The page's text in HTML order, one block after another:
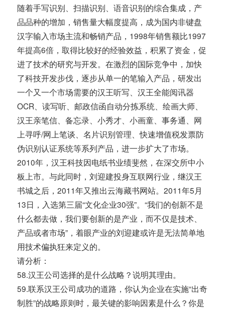
随着手写识别、扫描识别、语音识别的综合集成，产
品品种的增加，销售量大幅度提高，成为国内非键盘
汉字输入市场主流和畅销产品，1998年销售额比1997
年提高6倍，取得比较好的经验效益，积累了资金，促
进了技术的研究与开发。在激烈的国际竞争中，加快
了科技开发步伐，逐步从单一的笔输入产品，研发出
一个又一个市场需要的汉王听写、汉王全能阅讯器
OCR、读写听、邮政信函自动分拣系统、绘画大师、
汉王亲笔信、备忘录、小秀才、小画童、事务通、网
上寻呼/网上笔谈、名片识别管理、快速增值税发票防
伪识别认证系统等系列产品，进一步扩大了市场。
2010年，汉王科技因电纸书业绩斐然，在深交所中小
板上市。与此同时，刘迎建投身互联网行业，继汉王
书城之后，2011年又推出云海藏书网站。2011年5月
13日，入选第三届“文化企业30强”。“我们的创新不是
什么都去做，我们要创新的是产业，而不仅是技术、
产品或者市场”，着眼产业的刘迎建或许是无法简单地
用技术偏执狂来定义的。
请分析：
58.汉王公司选择的是什么战略？说明其理由。
59.联系汉王公司成功的道路，你认为企业在实施“出奇
制胜”的战略原则时，最关键的影响因素是什么？你是